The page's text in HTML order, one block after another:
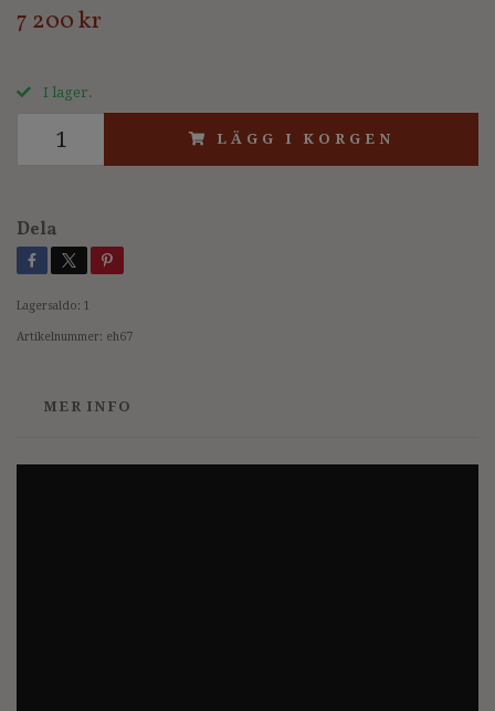
7 200 kr
I lager.
LÄGG I KORGEN
Dela
Lagersaldo: 1
Artikelnummer: eh67
MER INFO